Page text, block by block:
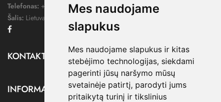
Mes naudojame
slapukus
Mes naudojame slapukus ir kitas
stebėjimo technologijas, siekdami
pagerinti jūsų naršymo mūsų
svetainėje patirtį, parodyti jums
pritaikytą turinį ir tikslinius
Telefonas: +370 676 78578
Šalis: Lietuva
KONTAKTAI
INFORMACIJA